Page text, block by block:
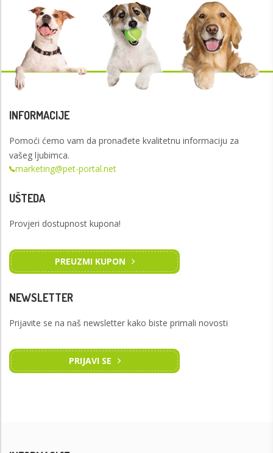
INFORMACIJE
Pomoći ćemo vam da pronađete kvalitetnu informaciju za
vašeg ljubimca.
marketing@pet-portal.net
UŠTEDA
Provjeri dostupnost kupona!
PREUZMI KUPON
NEWSLETTER
Prijavite se na naš newsletter kako biste primali novosti
PRIJAVI SE